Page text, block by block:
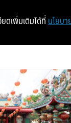
ดเพิ่มเติมได้ที่ นโยบา